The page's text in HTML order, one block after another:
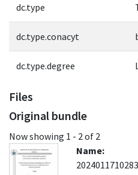
dc.type
dc.type.conacyt
dc.type.degree
Files
Original bundle
Now showing 1 - 2 of 2
Name: